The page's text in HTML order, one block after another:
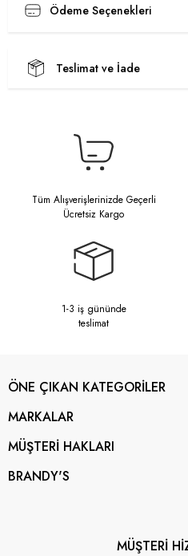
Ödeme Seçenekleri
Teslimat ve İade
Tüm Alışverişlerinizde Geçerli
Ücretsiz Kargo
1-3 iş gününde
teslimat
ÖNE ÇIKAN KATEGORİLER
MARKALAR
MÜŞTERİ HAKLARI
BRANDY'S
MÜŞTERİ